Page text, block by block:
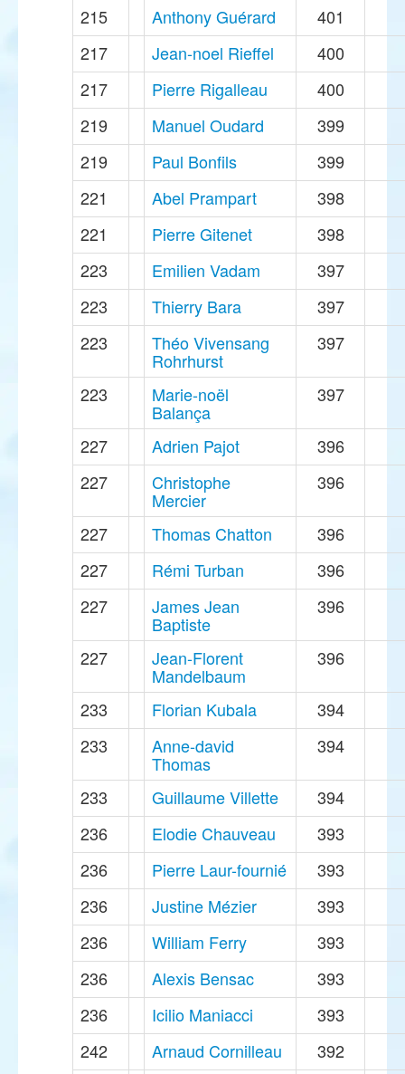
215 Anthony Guérard
401
217
Jean-noel Rieffel
400
217
Pierre Rigalleau
400
219
Manuel Oudard
399
219
Paul Bonfils
399
221
Abel Prampart
398
221
Pierre Gitenet
398
223
Emilien Vadam
397
223
Thierry Bara
397
223
Théo Vivensang
Rohrhurst
397
223 Marie-noël
Balança
397
227 Adrien Pajot
396
227
Christophe
Mercier
396
227 Thomas Chatton
396
227
Rémi Turban
396
227
James Jean
Baptiste
396
227 Jean-Florent
Mandelbaum
396
233 Florian Kubala
394
233
Anne-david
Thomas
394
233 Guillaume Villette
394
236
Elodie Chauveau
393
236
Pierre Laur-fournié
393
236
Justine Mézier
393
236
William Ferry
393
236
Alexis Bensac
393
236
Icilio Maniacci
393
242
Arnaud Cornilleau
392